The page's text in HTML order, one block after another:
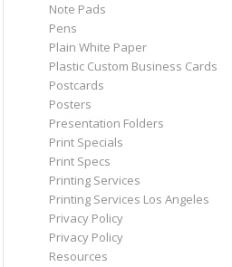
Note Pads
Pens
Plain White Paper
Plastic Custom Business Cards
Postcards
Posters
Presentation Folders
Print Specials
Print Specs
Printing Services
Printing Services Los Angeles
Privacy Policy
Privacy Policy
Resources